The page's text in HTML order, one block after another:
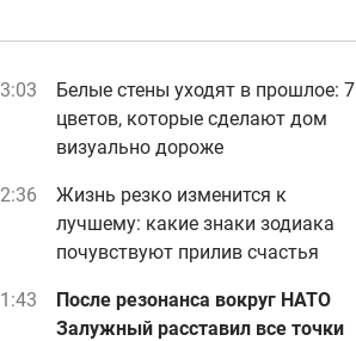
Белые стены уходят в прошлое: 7
цветов, которые сделают дом
визуально дороже
Жизнь резко изменится к
лучшему: какие знаки зодиака
почувствуют прилив счастья
После резонанса вокруг НАТО
Залужный расставил все точки